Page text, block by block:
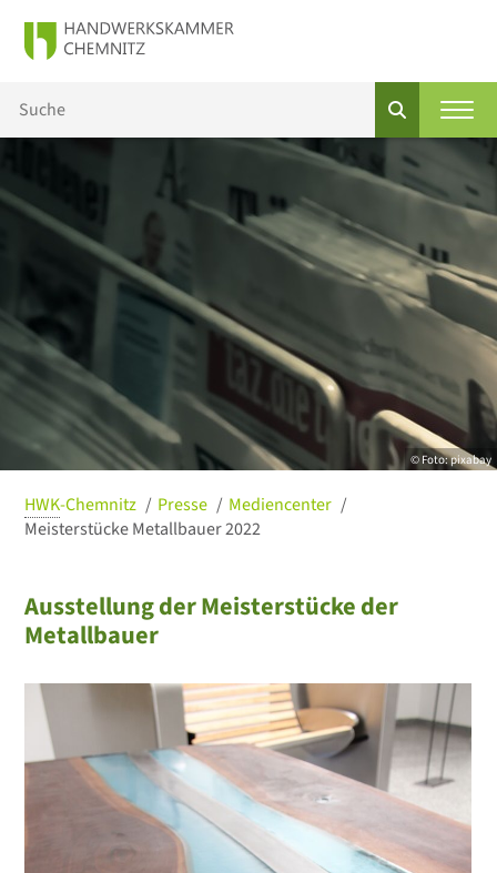
© Foto: pixabay
HWK-Chemnitz Presse
Mediencenter
Meisterstücke Metallbauer 2022
Ausstellung der Meisterstücke der
Metallbauer